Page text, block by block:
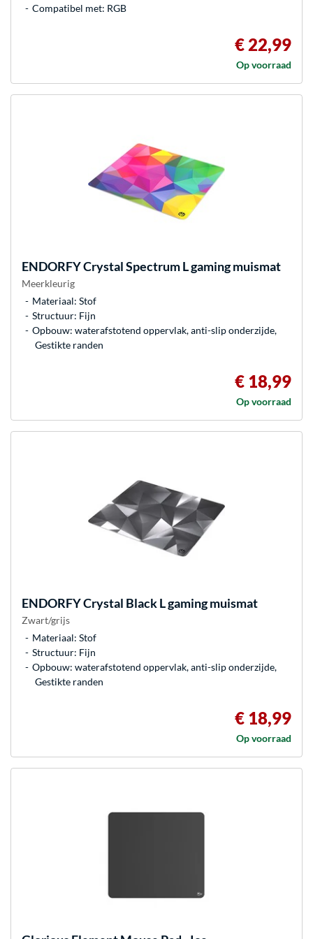
Compatibel met: RGB
€ 22,99
Op voorraad
ENDORFYCrystal Spectrum L gaming muismat
Meerkleurig
Materiaal: Stof
Structuur: Fijn
Opbouw: waterafstotend oppervlak, anti-slip onderzijde,
Gestikte randen
€ 18,99
Op voorraad
ENDORFYCrystal Black L gaming muismat
Zwart/grijs
Materiaal: Stof
Structuur: Fijn
Opbouw: waterafstotend oppervlak, anti-slip onderzijde,
Gestikte randen
€ 18,99
Op voorraad